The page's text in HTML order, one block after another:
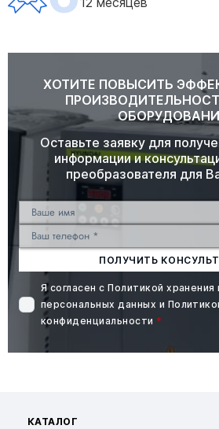
ХОТИТЕ ПОВЫСИТЬ
Оставьте заявку для
информации и
преобразователя для
ПОЛУЧИТЬ
Я согласен сПолитикой хранения
персональных данных и
конфиденциальности *
КАТАЛОГ